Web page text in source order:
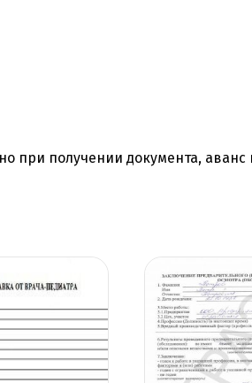
при получении документа, аванс